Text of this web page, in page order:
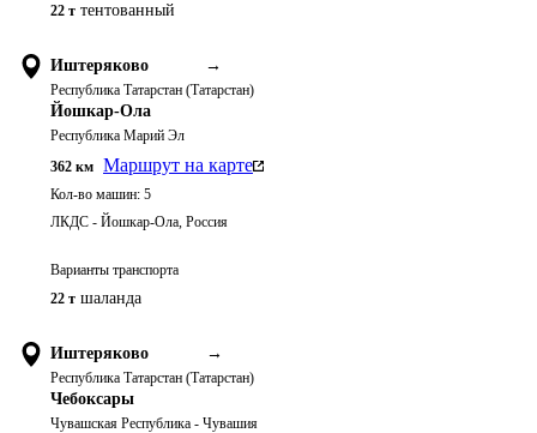
22 т тентованный
Иштеряково →
Республика Татарстан (Татарстан)
Йошкар-Ола
Республика Марий Эл
362 км Маршрут на карте
Кол-во машин: 5
ЛКДС - Йошкар-Ола, Россия
Варианты транспорта
22 т шаланда
Иштеряково →
Республика Татарстан (Татарстан)
Чебоксары
Чувашская Республика - Чувашия